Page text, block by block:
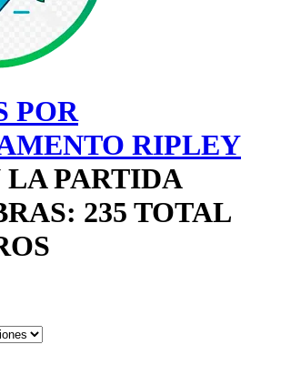
POR
RIPLEY
LA PARTIDA
235 TOTAL